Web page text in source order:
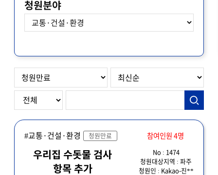
청원분야
#교통·건설·환경 청원만료 참여인원 4명
우리집 수돗물 검사
항목 추가
No : 1474
청원대상지역 : 파주
청원인 : Kakao-진**